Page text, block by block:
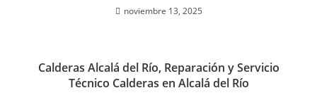
noviembre 13, 2025
Calderas Alcalá del Río, Reparación y Servicio
Técnico Calderas en Alcalá del Río